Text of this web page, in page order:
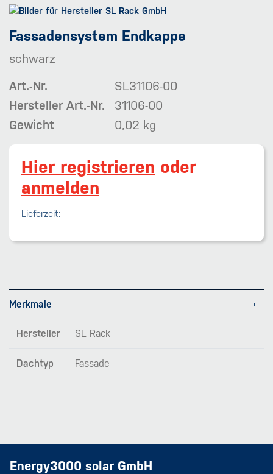
Fassadensystem Endkappe
schwarz
Art.-Nr.
SL31106-00
Hersteller Art.-Nr.
31106-00
Gewicht
0,02 kg
Hier registrieren oder
anmelden
Lieferzeit:
Merkmale
Hersteller SL Rack
Dachtyp Fassade
Energy3000 solar GmbH